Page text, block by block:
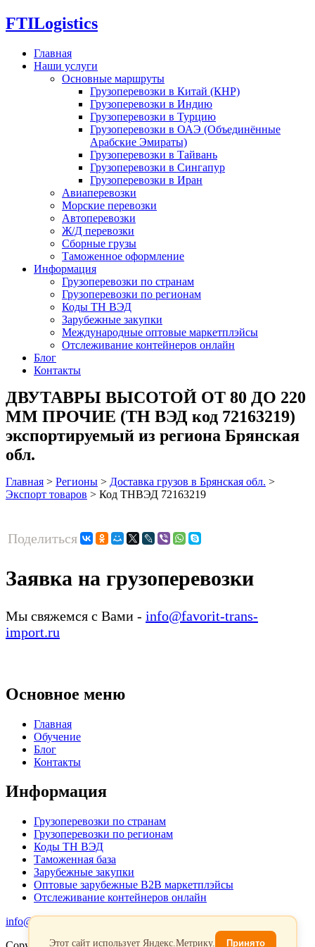
FTILogistics
Главная
Наши услуги
Основные маршруты
Грузоперевозки в Китай (КНР)
Грузоперевозки в Индию
Грузоперевозки в Турцию
Грузоперевозки в ОАЭ (Объединённые
Арабские Эмираты)
Грузоперевозки в Тайвань
Грузоперевозки в Сингапур
Грузоперевозки в Иран
Авиаперевозки
Морские перевозки
Автоперевозки
Ж/Д перевозки
Сборные грузы
Таможенное оформление
Информация
Грузоперевозки по странам
Грузоперевозки по регионам
Коды ТН ВЭД
Зарубежные закупки
Международные оптовые маркетплэйсы
Отслеживание контейнеров онлайн
Блог
Контакты
ДВУТАВРЫ ВЫСОТОЙ ОТ 80 ДО 220
ММ ПРОЧИЕ (ТН ВЭД код 72163219)
экспортируемый из региона Брянская
обл.
Главная > Регионы > Доставка грузов в Брянская обл. >
Экспорт товаров > Код ТНВЭД 72163219
Поделиться
Заявка на грузоперевозки
Мы свяжемся с Вами - info@favorit-trans-
import.ru
Основное меню
Главная
Обучение
Блог
Контакты
Информация
Грузоперевозки по странам
Грузоперевозки по регионам
Коды ТН ВЭД
Таможенная база
Зарубежные закупки
Оптовые зарубежные B2B маркетплэйсы
Отслеживание контейнеров онлайн
info@favorit-trans-import.ru
Этот сайт использует Яндекс.Метрику. Принято